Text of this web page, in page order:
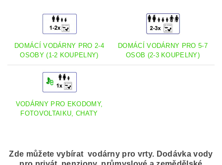
DOMÁCÍ VODÁRNY PRO 2-4
OSOBY (1-2 KOUPELNY)
DOMÁCÍ VODÁRNY PRO 5-7
OSOB (2-3 KOUPELNY)
VODÁRNY PRO EKODOMY,
FOTOVOLTAIKU, CHATY
Zde můžete vybírat vodárny pro vrty. Dodávka vody